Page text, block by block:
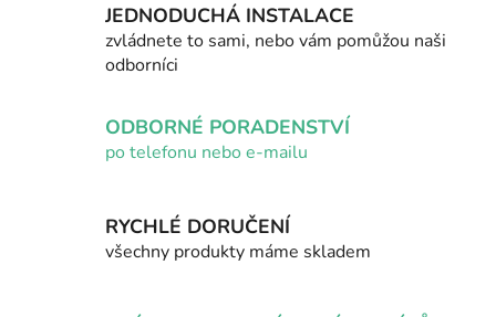
c
í
v
k
y
ý
p
i
n
JEDNODUCHÁ INSTALACE
zvládnete to sami, nebo vám pomůžou naši
odborníci
ODBORNÉ PORADENSTVÍ
po telefonu nebo e-mailu
RYCHLÉ DORUČENÍ
všechny produkty máme skladem